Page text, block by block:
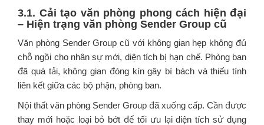
3.1. Cải tạo văn phòng phong cách hiện đại
– Hiện trạng văn phòng Sender Group cũ
Văn phòng Sender Group cũ với không gian hẹp không đủ
chỗ ngồi cho nhân sự mới, diện tích bị hạn chế. Phòng ban
đã quá tải, không gian đóng kín gây bí bách và thiếu tính
liên kết giữa các bộ phận, phòng ban.
Nội thất văn phòng Sender Group đã xuống cấp. Cần được
thay mới hoặc loại bỏ bớt để tối ưu lại diện tích sử dụng